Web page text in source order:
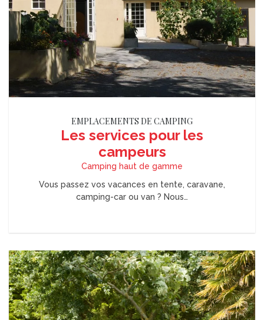
EMPLACEMENTS DE CAMPING
Les services pour les
campeurs
Camping haut de gamme
Vous passez vos vacances en tente, caravane,
camping-car ou van ? Nous…